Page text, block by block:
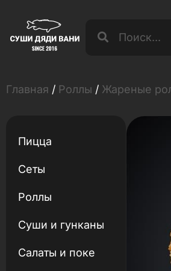
Главная / Роллы / Жареные
Пицца
Сеты
Роллы
Суши и гунканы
Салаты и поке